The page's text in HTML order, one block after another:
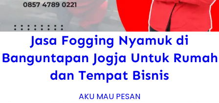
Jasa Fogging Nyamuk di
Banguntapan Jogja Untuk Rumah
dan Tempat Bisnis
AKU MAU PESAN